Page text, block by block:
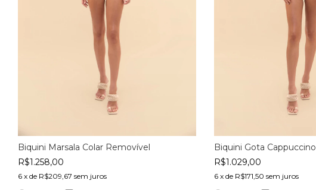
Biquini Marsala Colar Removível
R$1.258,00
6 x de R$209,67 sem juros
Biquini Gota Cappuccino
R$1.029,00
6 x de R$171,50 sem juros